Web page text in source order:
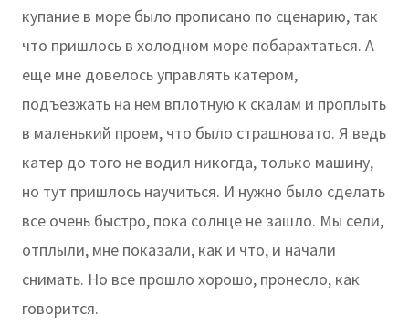
купание в море было прописано по сценарию, так
что пришлось в холодном море побарахтаться. А
еще мне довелось управлять катером,
подъезжать на нем вплотную к скалам и проплыть
в маленький проем, что было страшновато. Я ведь
катер до того не водил никогда, только машину,
но тут пришлось научиться. И нужно было сделать
все очень быстро, пока солнце не зашло. Мы сели,
отплыли, мне показали, как и что, и начали
снимать. Но все прошло хорошо, пронесло, как
говорится.